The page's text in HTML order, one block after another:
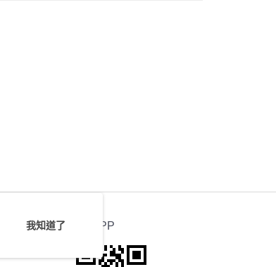
官方APP
我知道了